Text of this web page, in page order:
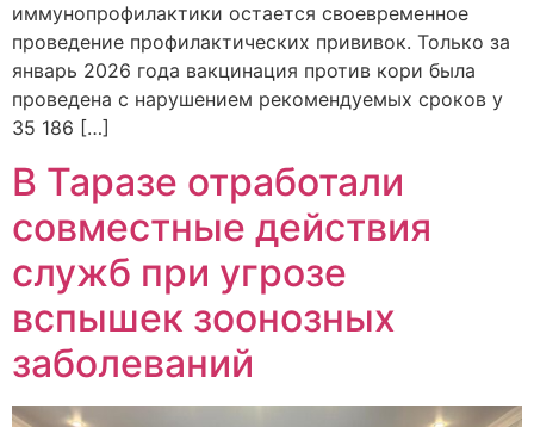
иммунопрофилактики остается своевременное
проведение профилактических прививок. Только за
январь 2026 года вакцинация против кори была
проведена с нарушением рекомендуемых сроков у
35 186 […]
В Таразе отработали
совместные действия
служб при угрозе
вспышек зоонозных
заболеваний